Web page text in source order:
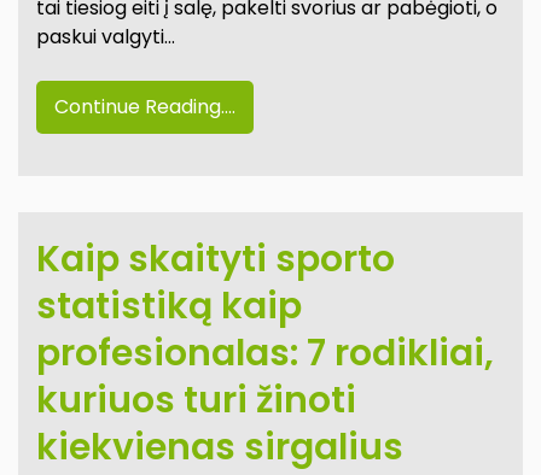
tai tiesiog eiti į salę, pakelti svorius ar pabėgioti, o
paskui valgyti…
Continue Reading....
Kaip skaityti sporto
statistiką kaip
profesionalas: 7 rodikliai,
kuriuos turi žinoti
kiekvienas sirgalius